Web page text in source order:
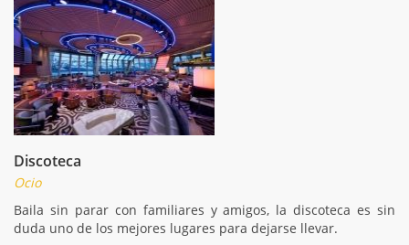
Discoteca
Ocio
Baila sin parar con familiares y amigos, la discoteca es sin
duda uno de los mejores lugares para dejarse llevar.